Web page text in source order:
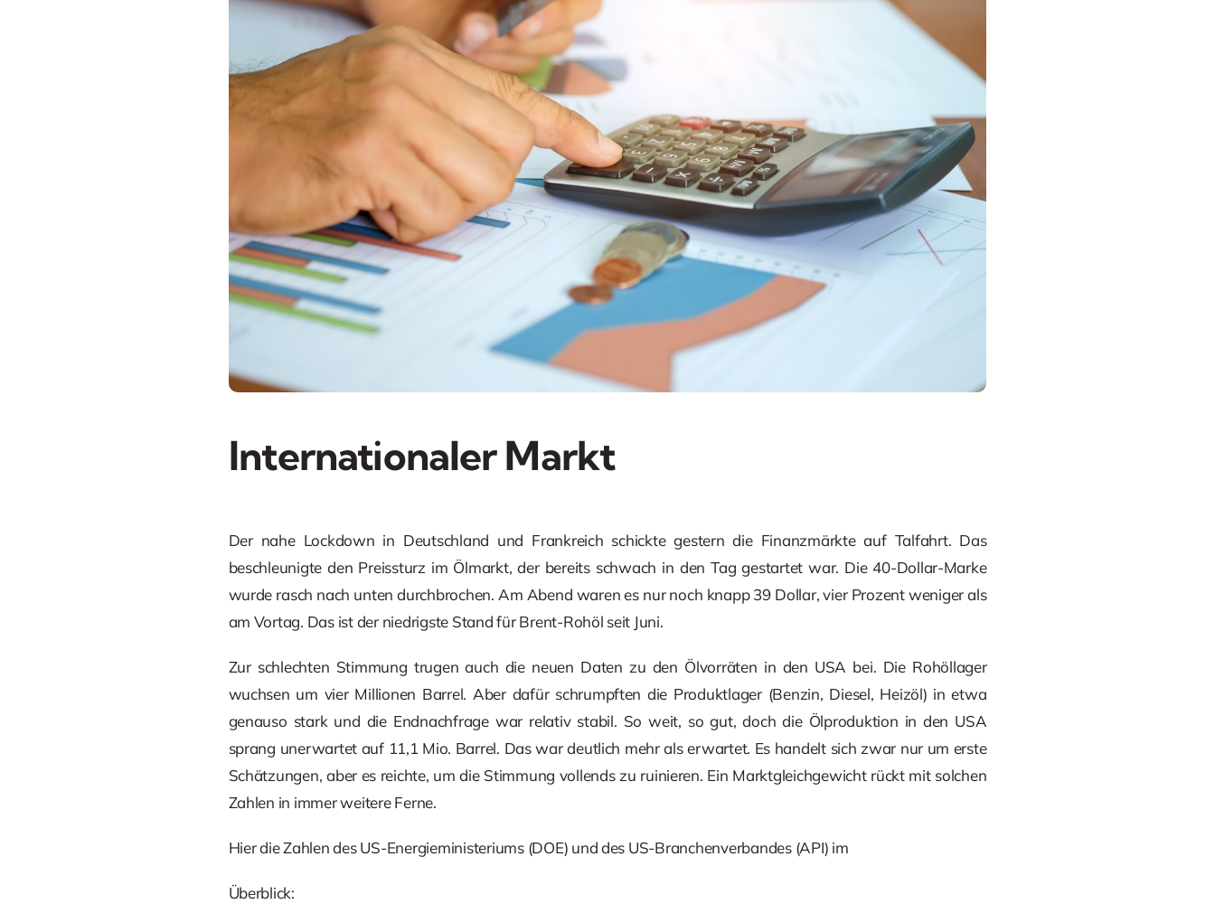
Internationaler Markt
Der nahe Lockdown in Deutschland und Frankreich schickte gestern die Finanzmärkte auf Talfahrt. Das
beschleunigte den Preissturz im Ölmarkt, der bereits schwach in den Tag gestartet war. Die 40-Dollar-Marke
wurde rasch nach unten durchbrochen. Am Abend waren es nur noch knapp 39 Dollar, vier Prozent weniger als
am Vortag. Das ist der niedrigste Stand für Brent-Rohöl seit Juni.
Zur schlechten Stimmung trugen auch die neuen Daten zu den Ölvorräten in den USA bei. Die Rohöllager
wuchsen um vier Millionen Barrel. Aber dafür schrumpften die Produktlager (Benzin, Diesel, Heizöl) in etwa
genauso stark und die Endnachfrage war relativ stabil. So weit, so gut, doch die Ölproduktion in den USA
sprang unerwartet auf 11,1 Mio. Barrel. Das war deutlich mehr als erwartet. Es handelt sich zwar nur um erste
Schätzungen, aber es reichte, um die Stimmung vollends zu ruinieren. Ein Marktgleichgewicht rückt mit solchen
Zahlen in immer weitere Ferne.
Hier die Zahlen des US-Energieministeriums (DOE) und des US-Branchenverbandes (API) im
Überblick: